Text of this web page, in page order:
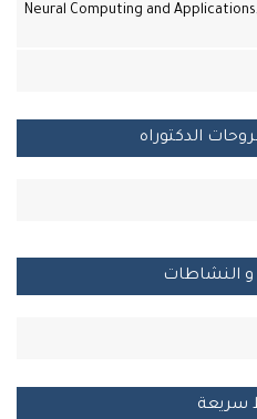
Neural Computing and